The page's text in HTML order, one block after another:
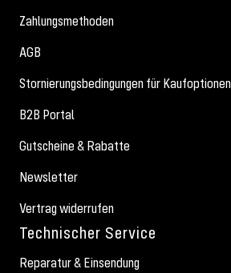
Zahlungsmethoden
AGB
Stornierungsbedingungen für Kaufoptionen
B2B Portal
Gutscheine & Rabatte
Newsletter
Vertrag widerrufen
Technischer Service
Reparatur & Einsendung